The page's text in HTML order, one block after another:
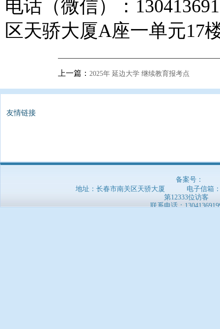
电话（微信）：
区天骄大厦A座一单元17
上一篇： 2025年 延边大学 继续教育报考点
友情链接
备案号：
地址：长春市南关区天骄大厦 电子信箱：
第12333位访客
联系电话：